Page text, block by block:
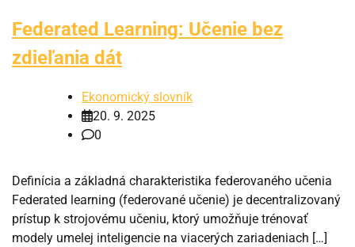
Federated Learning: Učenie bez
zdieľania dát
Ekonomický slovník
20. 9. 2025
0
Definícia a základná charakteristika federovaného učenia
Federated learning (federované učenie) je decentralizovaný
prístup k strojovému učeniu, ktorý umožňuje trénovať
modely umelej inteligencie na viacerých zariadeniach […]